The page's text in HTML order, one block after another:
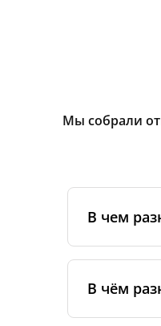
Мы собрали
В чем
упаковке.
В чём